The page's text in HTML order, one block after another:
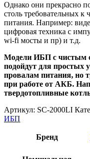
Однако они прекрасно
столь требовательных к
питания. Например:
цифровая техника с
wi-fi мосты и пр) и т.д.
Модели ИБП с чистым
подойдут для простых
провалам питания, но
при работе от АКБ.
твердотопливные
Артикул: SC-2000LI
ИБП
Бренд